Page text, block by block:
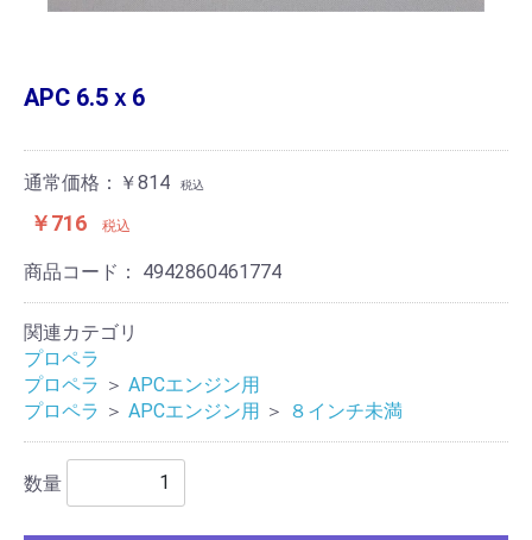
APC 6.5ｘ6
通常価格：￥814 税込
￥716 税込
商品コード： 4942860461774
関連カテゴリ
プロペラ
プロペラ ＞ APCエンジン用
プロペラ ＞ APCエンジン用 ＞ ８インチ未満
数量